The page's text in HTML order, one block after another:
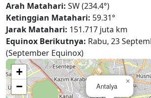
Arah Matahari: SW (234.4°)
Ketinggian Matahari: 59.31°
Jarak Matahari: 151.717 juta km
Equinox Berikutnya: Rabu, 23
(September Equinox)
Antalya
×
+
−